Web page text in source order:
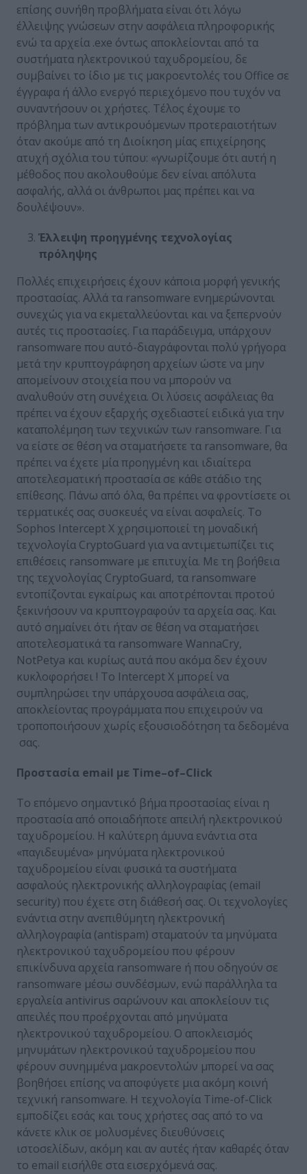
επίσης συνήθη προβλήματα είναι ότι λόγω
έλλειψης γνώσεων στην ασφάλεια πληροφορικής
ενώ τα αρχεία .exe όντως αποκλείονται από τα
συστήματα ηλεκτρονικού ταχυδρομείου, δε
συμβαίνει το ίδιο με τις μακροεντολές του Office σε
έγγραφα ή άλλο ενεργό περιεχόμενο που τυχόν να
συναντήσουν οι χρήστες. Τέλος έχουμε το
πρόβλημα των αντικρουόμενων προτεραιοτήτων
όταν ακούμε από τη Διοίκηση μίας επιχείρησης
ατυχή σχόλια του τύπου: «γνωρίζουμε ότι αυτή η
μέθοδος που ακολουθούμε δεν είναι απόλυτα
ασφαλής, αλλά οι άνθρωποι μας πρέπει και να
δουλέψουν».
Έλλειψη προηγμένης τεχνολογίας
πρόληψης
Πολλές επιχειρήσεις έχουν κάποια μορφή γενικής
προστασίας. Αλλά τα ransomware ενημερώνονται
συνεχώς για να εκμεταλλεύονται και να ξεπερνούν
αυτές τις προστασίες. Για παράδειγμα, υπάρχουν
ransomware που αυτό-διαγράφονται πολύ γρήγορα
μετά την κρυπτογράφηση αρχείων ώστε να μην
απομείνουν στοιχεία που να μπορούν να
αναλυθούν στη συνέχεια. Οι λύσεις ασφάλειας θα
πρέπει να έχουν εξαρχής σχεδιαστεί ειδικά για την
καταπολέμηση των τεχνικών των ransomware. Για
να είστε σε θέση να σταματήσετε τα ransomware, θα
πρέπει να έχετε μία προηγμένη και ιδιαίτερα
αποτελεσματική προστασία σε κάθε στάδιο της
επίθεσης. Πάνω από όλα, θα πρέπει να φροντίσετε οι
τερματικές σας συσκευές να είναι ασφαλείς. Το
Sophos Intercept X χρησιμοποιεί τη μοναδική
τεχνολογία CryptoGuard για να αντιμετωπίζει τις
επιθέσεις ransomware με επιτυχία. Με τη βοήθεια
της τεχνολογίας CryptoGuard, τα ransomware
εντοπίζονται εγκαίρως και αποτρέπονται προτού
ξεκινήσουν να κρυπτογραφούν τα αρχεία σας. Και
αυτό σημαίνει ότι ήταν σε θέση να σταματήσει
αποτελεσματικά τα ransomware WannaCry,
NotPetya και κυρίως αυτά που ακόμα δεν έχουν
κυκλοφορήσει ! Το Intercept X μπορεί να
συμπληρώσει την υπάρχουσα ασφάλεια σας,
αποκλείοντας προγράμματα που επιχειρούν να
τροποποιήσουν χωρίς εξουσιοδότηση τα δεδομένα
σας.
Προστασία email με Time–of–Click
Το επόμενο σημαντικό βήμα προστασίας είναι η
προστασία από οποιαδήποτε απειλή ηλεκτρονικού
ταχυδρομείου. Η καλύτερη άμυνα ενάντια στα
«παγιδευμένα» μηνύματα ηλεκτρονικού
ταχυδρομείου είναι φυσικά τα συστήματα
ασφαλούς ηλεκτρονικής αλληλογραφίας (email
security) που έχετε στη διάθεσή σας. Οι τεχνολογίες
ενάντια στην ανεπιθύμητη ηλεκτρονική
αλληλογραφία (antispam) σταματούν τα μηνύματα
ηλεκτρονικού ταχυδρομείου που φέρουν
επικίνδυνα αρχεία ransomware ή που οδηγούν σε
ransomware μέσω συνδέσμων, ενώ παράλληλα τα
εργαλεία antivirus σαρώνουν και αποκλείουν τις
απειλές που προέρχονται από μηνύματα
ηλεκτρονικού ταχυδρομείου. Ο αποκλεισμός
μηνυμάτων ηλεκτρονικού ταχυδρομείου που
φέρουν συνημμένα μακροεντολών μπορεί να σας
βοηθήσει επίσης να αποφύγετε μια ακόμη κοινή
τεχνική ransomware. Η τεχνολογία Time-of-Click
εμποδίζει εσάς και τους χρήστες σας από το να
κάνετε κλικ σε μολυσμένες διευθύνσεις
ιστοσελίδων, ακόμη και αν αυτές ήταν καθαρές όταν
το email εισήλθε στα εισερχόμενά σας.